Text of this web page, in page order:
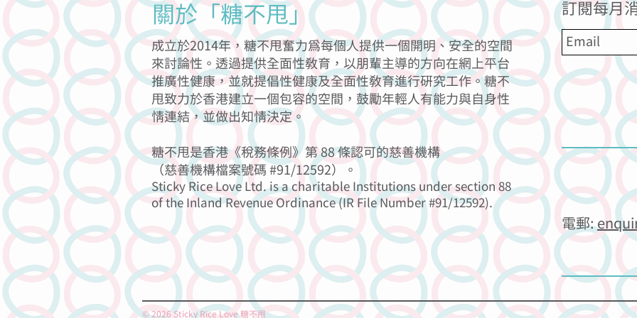
關於「糖不甩」
成立於2014年，糖不甩奮力為每個人提供一個開明、安全的空間
來討論性。透過提供全面性教育，以朋輩主導的方向在網上平台
推廣性健康，並就提倡性健康及全面性教育進行研究工作。糖不
甩致力於香港建立一個包容的空間，鼓勵年輕人有能力與自身性
情連結，並做出知情決定。
糖不甩是香港《稅務條例》第 88 條認可的慈善機構
（慈善機構檔案號碼 #91/12592）。
Sticky Rice Love Ltd. is a charitable Institutions under section 88
of the Inland Revenue Ordinance (IR File Number #91/12592).
訂閱每月
電郵:
© 2026 Sticky Rice Love 糖不甩